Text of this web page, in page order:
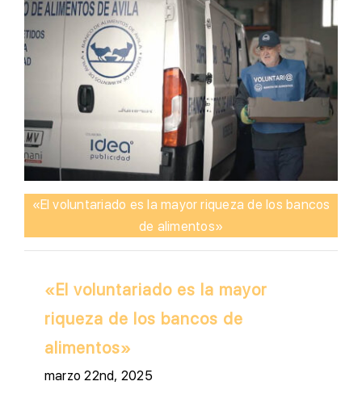
«El voluntariado es la mayor riqueza de los bancos
de alimentos»
«El voluntariado es la mayor
riqueza de los bancos de
alimentos»
marzo 22nd, 2025